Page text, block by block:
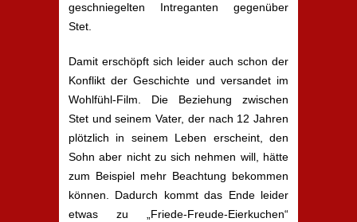
geschniegelten Intreganten gegenüber
Stet.
Damit erschöpft sich leider auch schon der
Konflikt der Geschichte und versandet im
Wohlfühl-Film. Die Beziehung zwischen
Stet und seinem Vater, der nach 12 Jahren
plötzlich in seinem Leben erscheint, den
Sohn aber nicht zu sich nehmen will, hätte
zum Beispiel mehr Beachtung bekommen
können. Dadurch kommt das Ende leider
etwas zu „Friede-Freude-Eierkuchen“